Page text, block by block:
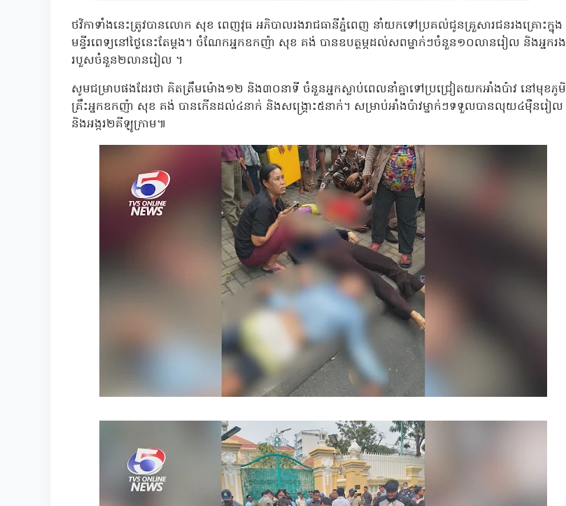
ថវិកាទាំងនេះត្រូវបានលោក សុខ ពេញវុធ អភិបាលរងរាជធានីភ្នំពេញ នាំយកទៅប្រគល់ជូនគ្រួសារជនរងគ្រោះក្នុង
មន្ទីរពេទ្យនៅថ្ងៃនេះតែម្តង។ ចំណែកអ្នកឧកញ៉ា សុខ គង់ បានឧបត្ថម្ភដល់សពម្នាក់ៗចំនួន១០លានរៀល និងអ្នករង
របួសចំនួន២លានរៀល ។
សូមជម្រាបផងដែរថា គិតត្រឹមម៉ោង១២ និង៣០នាទី ចំនួនអ្នកស្លាប់ពេលនាំគ្នាទៅប្រជ្រៀតយកអាំងប៉ាវ នៅមុខភូមិ
គ្រឹះអ្នកឧកញ៉ា សុខ គង់ បានកើនដល់៤នាក់ និងសង្គ្រោះ៥នាក់។ សម្រាប់អាំងប៉ាវម្នាក់ៗទទួលបានលុយ៤ម៉ឺនរៀល
និងអង្ករ២គីឡូក្រាម៕